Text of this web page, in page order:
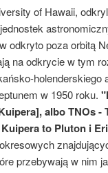
of Hawaii,
odkryto poza orbitą
na odkrycie w tym
holenderskiego
w 1950 roku.
albo TNOs -
to Pluton i
przebywają w nim